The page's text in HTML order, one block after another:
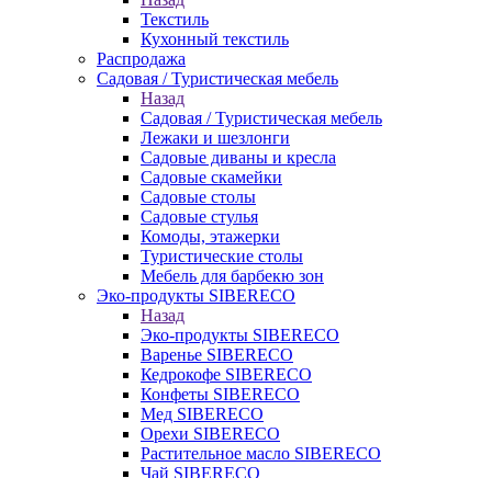
Текстиль
Кухонный текстиль
Распродажа
Садовая / Туристическая мебель
Назад
Садовая / Туристическая мебель
Лежаки и шезлонги
Садовые диваны и кресла
Садовые скамейки
Садовые столы
Садовые стулья
Комоды, этажерки
Туристические столы
Мебель для барбекю зон
Эко-продукты SIBERECO
Назад
Эко-продукты SIBERECO
Варенье SIBERECO
Кедрокофе SIBERECO
Конфеты SIBERECO
Мед SIBERECO
Орехи SIBERECO
Растительное масло SIBERECO
Чай SIBERECO